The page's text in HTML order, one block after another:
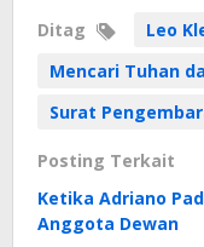
Ditag Leo
Mencari Tuhan
Surat
Posting Terkait
Ketika Adriano
Anggota Dewan